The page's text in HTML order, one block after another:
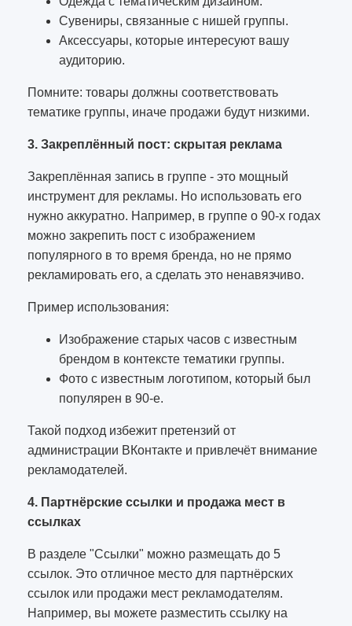
Сувениры, связанные с нишей группы.
Аксессуары, которые интересуют вашу
аудиторию.
Помните: товары должны соответствовать
тематике группы, иначе продажи будут низкими.
3. Закреплённый пост: скрытая реклама
Закреплённая запись в группе - это мощный
инструмент для рекламы. Но использовать его
нужно аккуратно. Например, в группе о 90-х годах
можно закрепить пост с изображением
популярного в то время бренда, но не прямо
рекламировать его, а сделать это ненавязчиво.
Пример использования:
Изображение старых часов с известным
брендом в контексте тематики группы.
Фото с известным логотипом, который был
популярен в 90-е.
Такой подход избежит претензий от
администрации ВКонтакте и привлечёт внимание
рекламодателей.
4. Партнёрские ссылки и продажа мест в
ссылках
В разделе "Ссылки" можно размещать до 5
ссылок. Это отличное место для партнёрских
ссылок или продажи мест рекламодателям.
Например, вы можете разместить ссылку на